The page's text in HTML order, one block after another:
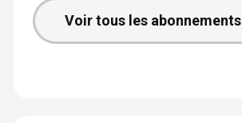
Voir tous les abonnements